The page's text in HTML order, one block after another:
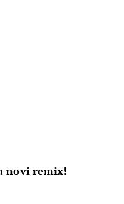
novi remix!